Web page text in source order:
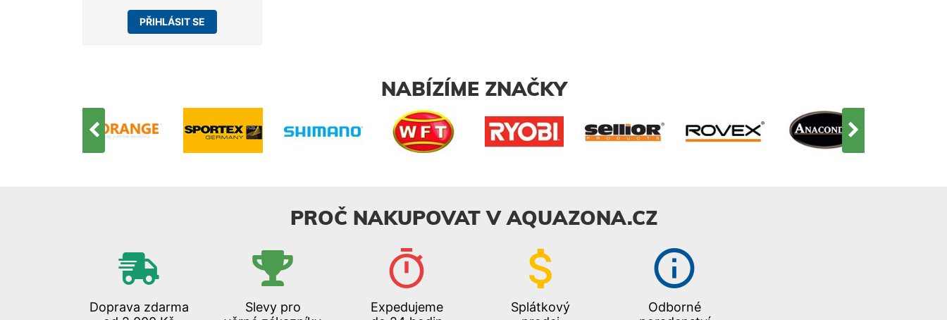
PŘIHLÁSIT SE
NABÍZÍME ZNAČKY
PROČ NAKUPOVAT V AQUAZONA.CZ
Doprava zdarma
Slevy pro
Expedujeme
Splátkový
Odborné